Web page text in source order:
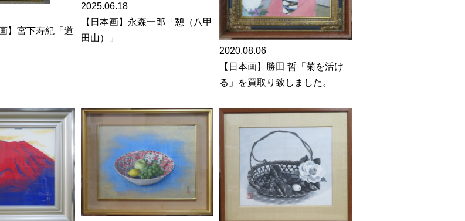
】宮下寿紀「道
2025.06.18
【日本画】永森一郎「憩（八甲
田山）」
2020.08.06
【日本画】勝田 哲「菊を活け
る」を買取り致しました。